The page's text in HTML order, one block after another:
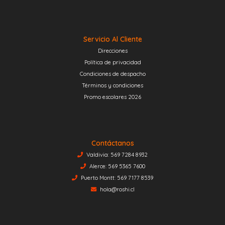
Servicio Al Cliente
Direcciones
Política de privacidad
Condiciones de despacho
Términos y condiciones
Promo escolares 2026
Contáctanos
Valdivia: 569 7284 8932
Alerce: 569 5365 7600
Puerto Montt: 569 7177 8539
hola@roshi.cl